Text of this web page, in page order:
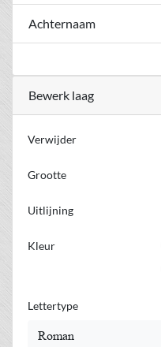
Achternaam
Bewerk laag
Verwijder
Grootte
Uitlijning
Kleur
Lettertype
Roman